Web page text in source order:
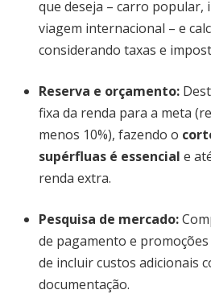
que deseja – carro popular,
viagem internacional – e
considerando taxas e
Reserva e orçamento:
fixa da renda para a meta
menos 10%), fazendo o
supérfluas é essencial e
renda extra.
Pesquisa de mercado:
de pagamento e
de incluir custos adicionais
documentação.